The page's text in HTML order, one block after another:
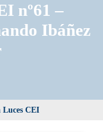
nº61 –
Ibáñez
Luces CEI